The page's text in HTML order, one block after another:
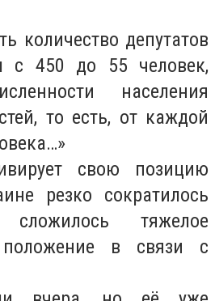
количество депутатов
с 450 до 55 человек,
населения
то есть, от каждой
свою позицию
резко сократилось
тяжелое
положение в связи с